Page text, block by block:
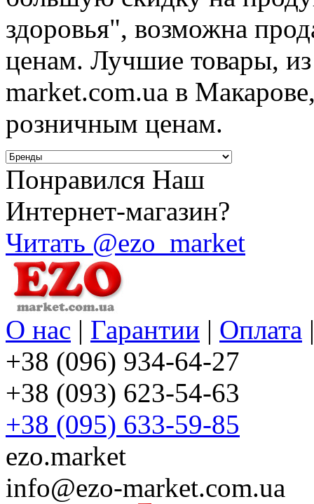
здоровья", возможна
ценам. Лучшие товары, из
market.com.ua в
розничным ценам.
Понравился Наш
Интернет-магазин?
Читать @ezo_market
О нас | Гарантии | Оплата
+38 (096) 934-64-27
+38 (093) 623-54-63
+38 (095) 633-59-85
ezo.market
info@ezo-market.com.ua